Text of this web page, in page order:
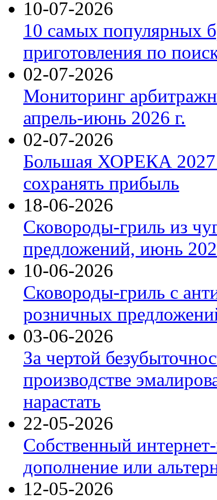
10-07-2026
10 самых популярных
приготовления по
02-07-2026
Мониторинг
апрель-июнь 2026 г.
02-07-2026
Большая ХОРЕКА 2027:
сохранять прибыль
18-06-2026
Сковороды-гриль из
предложений, июнь
10-06-2026
Сковороды-гриль с
розничных
03-06-2026
За чертой
производстве
нарастать
22-05-2026
Собственный
дополнение или
12-05-2026